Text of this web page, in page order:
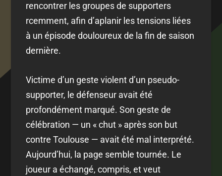
rencontrer les groupes de supporters
rcemment, afin d’aplanir les tensions liées
à un épisode douloureux de la fin de saison
dernière.
Victime d’un geste violent d’un pseudo-
supporter, le défenseur avait été
profondément marqué. Son geste de
célébration — un « chut » après son but
contre Toulouse — avait été mal interprété.
Aujourd’hui, la page semble tournée. Le
joueur a échangé, compris, et veut